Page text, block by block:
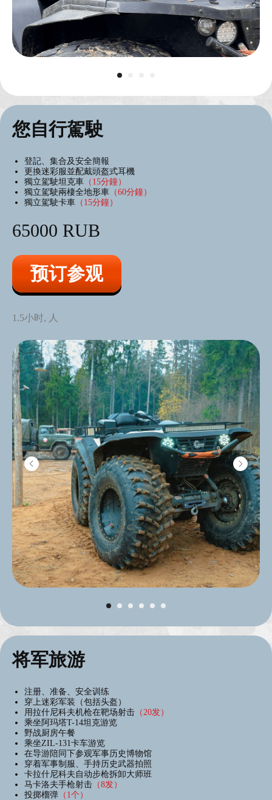
您自行駕駛
登記、集合及安全簡報
更換迷彩服並配戴頭盔式耳機
獨立駕駛坦克車 （15分鐘）
獨立駕駛兩棲全地形車 （60分鐘）
獨立駕駛卡車 （15分鐘）
65000 RUB
预订参观
1.5小时, 人
将军旅游
注册、准备、安全训练
穿上迷彩军装（包括头盔）
用拉什尼科夫机枪在靶场射击 （20发）
乘坐阿玛塔T-14坦克游览
野战厨房午餐
乘坐ZIL-131卡车游览
在导游陪同下参观军事历史博物馆
穿着军事制服、手持历史武器拍照
卡拉什尼科夫自动步枪拆卸大师班
马卡洛夫手枪射击 （8发）
投掷榴弹 （1个）